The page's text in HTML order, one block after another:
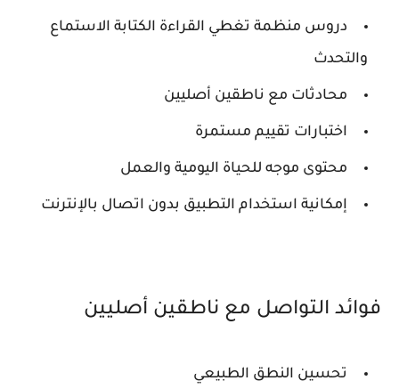
دروس منظمة تغطي القراءة الكتابة الاستماع
والتحدث
محادثات مع ناطقين أصليين
اختبارات تقييم مستمرة
محتوى موجه للحياة اليومية والعمل
إمكانية استخدام التطبيق بدون اتصال بالإنترنت
فوائد التواصل مع ناطقين أصليين
تحسين النطق الطبيعي